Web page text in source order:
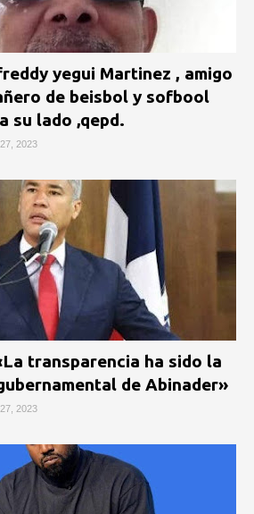
yegui Martinez , amigo
de beisbol y sofbool
su lado ,qepd.
2023
transparencia ha sido la
de Abinader»
2023